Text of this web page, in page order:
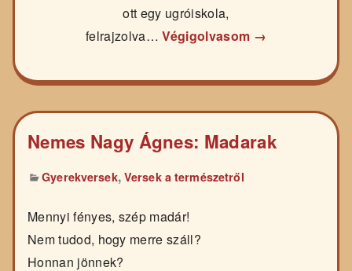
ott egy ugróiskola,
felrajzolva…Végigolvasom →
Nemes Nagy Ágnes: Madarak
Gyerekversek, Versek a természetről
Mennyi fényes, szép madár!
Nem tudod, hogy merre száll?
Honnan jönnek?